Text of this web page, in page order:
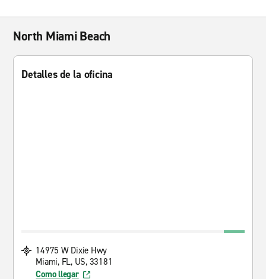
North Miami Beach
Detalles de la oficina
14975 W Dixie Hwy
Miami, FL, US, 33181
Como llegar